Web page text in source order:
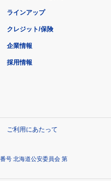
ラインアップ
クレジット/保険
企業情報
採用情報
ご利用にあたって
号 北海道公安委員会 第